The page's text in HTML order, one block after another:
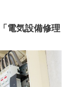
電気設備修理